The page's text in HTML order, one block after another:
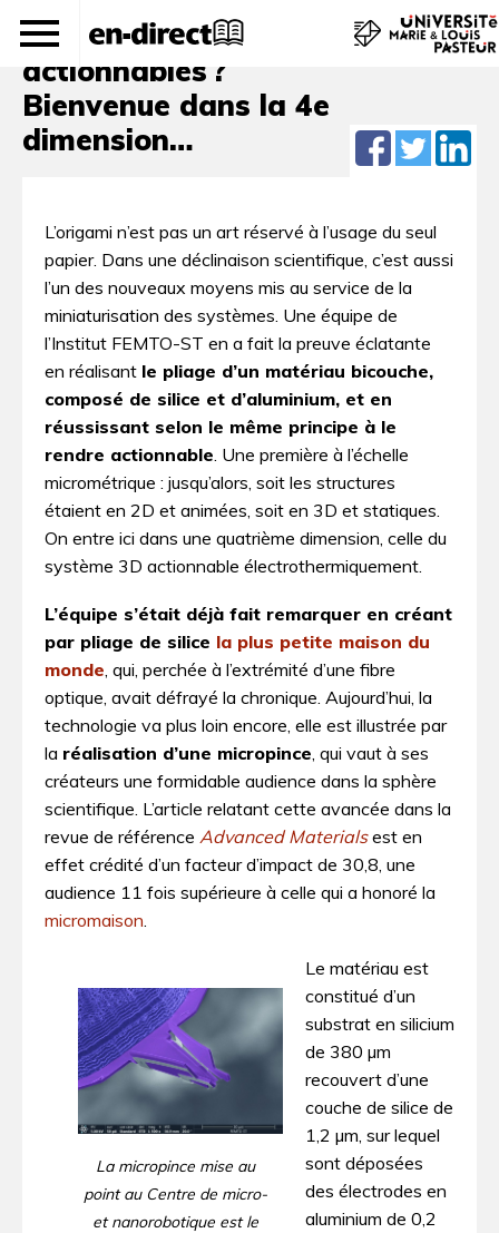
Des structures micrométriques
actionnables ?
Bienvenue dans la 4e
dimension…
L’origami n’est pas un art réservé à l’usage du seul
papier. Dans une déclinaison scientifique, c’est aussi
l’un des nouveaux moyens mis au service de la
miniaturisation des systèmes. Une équipe de
l’Institut FEMTO-ST en a fait la preuve éclatante
en réalisant le pliage d’un matériau bicouche,
composé de silice et d’aluminium, et en
réussissant selon le même principe à le
rendre actionnable. Une première à l’échelle
micrométrique : jusqu’alors, soit les structures
étaient en 2D et animées, soit en 3D et statiques.
On entre ici dans une quatrième dimension, celle du
système 3D actionnable électrothermiquement.
L’équipe s’était déjà fait remarquer en créant
par pliage de silice la plus petite maison du
monde, qui, perchée à l’extrémité d’une fibre
optique, avait défrayé la chronique. Aujourd’hui, la
technologie va plus loin encore, elle est illustrée par
la réalisation d’une micropince, qui vaut à ses
créateurs une formidable audience dans la sphère
scientifique. L’article relatant cette avancée dans la
revue de référence Advanced Materials est en
effet crédité d’un facteur d’impact de 30,8, une
audience 11 fois supérieure à celle qui a honoré la
micromaison.
La micropince mise au
point au Centre de micro-
et nanorobotique est le
Le matériau est
constitué d’un
substrat en silicium
de 380 µm
recouvert d’une
couche de silice de
1,2 µm, sur lequel
sont déposées
des électrodes en
aluminium de 0,2